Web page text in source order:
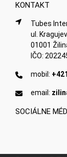
KONTAKT
Tubes
ul.
01001
IČO:
mobil:
email:
SOCIÁLNE